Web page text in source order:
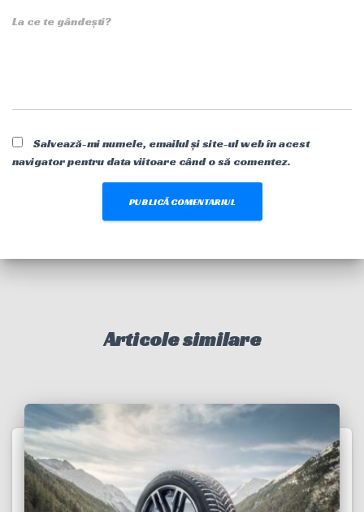
La ce te gândești?
Salvează-mi numele, emailul și site-ul web în acest
navigator pentru data viitoare când o să comentez.
Articole similare